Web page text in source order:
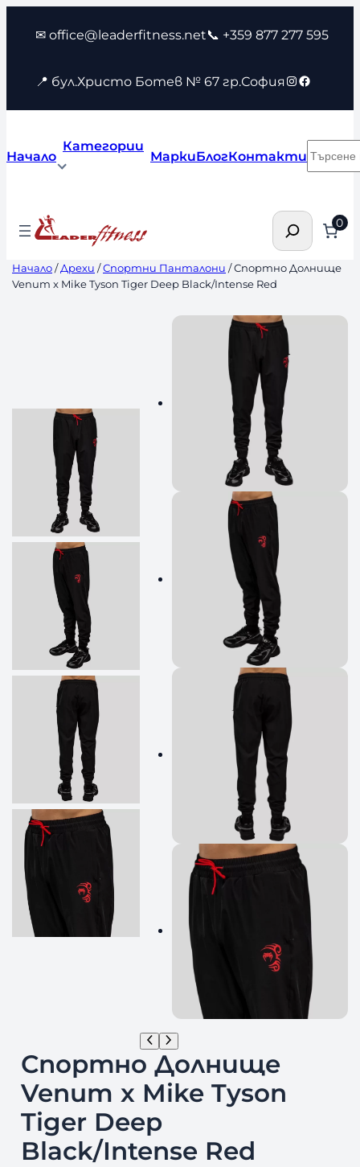
съдържанието
✉ office@leaderfitness.net📞 +359 877 277 595
📍 бул.Христо Ботев № 67 гр.София Instagram
Facebook
Начало
Категории
МаркиБлогКонтакти
Търсене 0
Начало/Дрехи /Спортни Панталони / Спортно Долнище
Venum x Mike Tyson Tiger Deep Black/Intense Red
Спортно Долнище
Venum x Mike Tyson
Tiger Deep
Black/Intense Red